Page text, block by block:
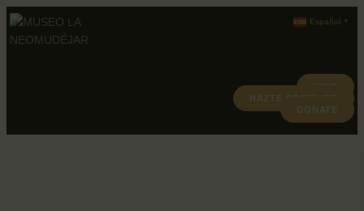
VISIT
HAZTE CÓMPLICE
DONATE
PROGRAMACION
Español